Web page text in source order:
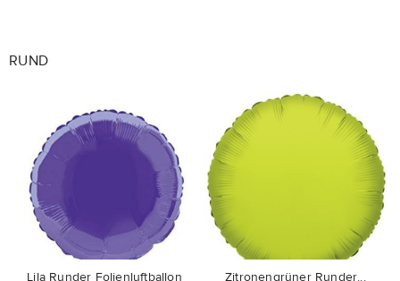
RUND
favorite_border
Lila Runder Folienluftballon
favorite_border
Zitronengrüner Runder...